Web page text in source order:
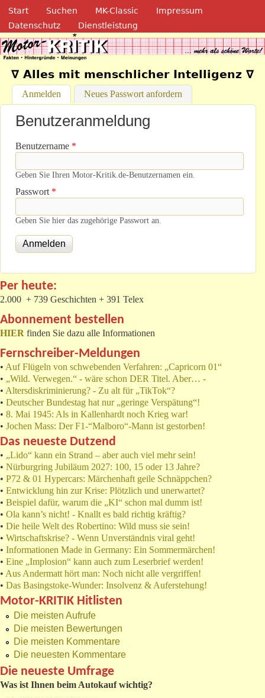
Direkt zum Inhalt
Navigation
Start Suchen MK-Classic
Impressum
Datenschutz
Dienstleistung
Motor-Kritik.de
∇ Alles mit menschlicher Intelligenz ∇
Anmelden (aktiver Reiter)
Neues Passwort anfordern
Benutzeranmeldung
Benutzername *
Geben Sie Ihren Motor-Kritik.de-Benutzernamen ein.
Passwort *
Geben Sie hier das zugehörige Passwort an.
Per heute:
2.000 + 739 Geschichten + 391 Telex
Abonnement bestellen
HIER finden Sie dazu alle Informationen
Fernschreiber-Meldungen
• Auf Flügeln von schwebenden Verfahren: „Capricorn 01“
• „Wild. Verwegen.“ - wäre schon DER Titel. Aber… -
• Altersdiskriminierung? - Zu alt für „TikTok“?
• Deutscher Bundestag hat nur „geringe Verspätung“!
• 8. Mai 1945: Als in Kallenhardt noch Krieg war!
• Jochen Mass: Der F1-“Malboro“-Mann ist gestorben!
Das neueste Dutzend
• „Lido“ kann ein Strand – aber auch viel mehr sein!
• Nürburgring Jubiläum 2027: 100, 15 oder 13 Jahre?
• P72 & 01 Hypercars: Märchenhaft geile Schnäppchen?
• Entwicklung hin zur Krise: Plötzlich und unerwartet?
• Beispiel dafür, warum die „KI“ schon mal dumm ist!
• Ola kann’s nicht! - Knallt es bald richtig kräftig?
• Die heile Welt des Robertino: Wild muss sie sein!
• Wirtschaftskrise? - Wenn Unverständnis viral geht!
• Informationen Made in Germany: Ein Sommermärchen!
• Eine „Implosion“ kann auch zum Leserbrief werden!
• Aus Andermatt hört man: Noch nicht alle vergriffen!
• Das Basingstoke-Wunder: Insolvenz & Auferstehung!
Motor-KRITIK Hitlisten
Die meisten Aufrufe
Die meisten Bewertungen
Die meisten Kommentare
Die neuesten Kommentare
Die neueste Umfrage
Was ist Ihnen beim Autokauf wichtig?